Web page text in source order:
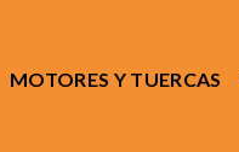
MOTORES Y TUERCAS